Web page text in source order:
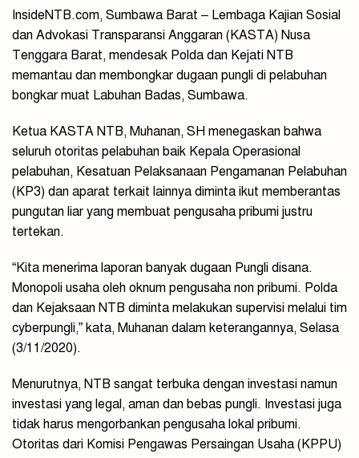
InsideNTB.com, Sumbawa Barat – Lembaga Kajian Sosial
dan Advokasi Transparansi Anggaran (KASTA) Nusa
Tenggara Barat, mendesak Polda dan Kejati NTB
memantau dan membongkar dugaan pungli di pelabuhan
bongkar muat Labuhan Badas, Sumbawa.
Ketua KASTA NTB, Muhanan, SH menegaskan bahwa
seluruh otoritas pelabuhan baik Kepala Operasional
pelabuhan, Kesatuan Pelaksanaan Pengamanan Pelabuhan
(KP3) dan aparat terkait lainnya diminta ikut memberantas
pungutan liar yang membuat pengusaha pribumi justru
tertekan.
“Kita menerima laporan banyak dugaan Pungli disana.
Monopoli usaha oleh oknum pengusaha non pribumi. Polda
dan Kejaksaan NTB diminta melakukan supervisi melalui tim
cyberpungli,” kata, Muhanan dalam keterangannya, Selasa
(3/11/2020).
Menurutnya, NTB sangat terbuka dengan investasi namun
investasi yang legal, aman dan bebas pungli. Investasi juga
tidak harus mengorbankan pengusaha lokal pribumi.
Otoritas dari Komisi Pengawas Persaingan Usaha (KPPU)